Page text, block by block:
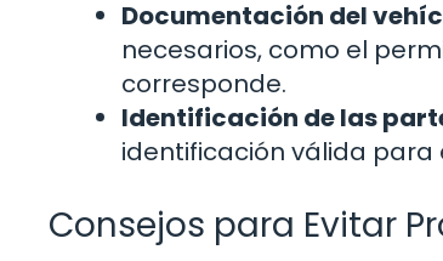
Documentación del
necesarios, como el
corresponde.
Identificación de las
identificación válida
Consejos para Evitar